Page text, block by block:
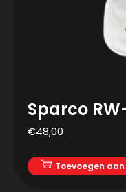
Sparco
€48,00
Toevoegen